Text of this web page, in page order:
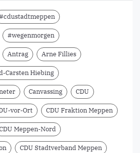
#wegenmorgen
Antrag Arne Fillies
Carsten Hiebing
Canvassing CDU
vor-Ort CDU Fraktion Meppen
Meppen-Nord
CDU Stadtverband Meppen